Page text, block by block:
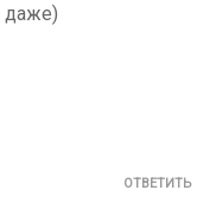
даже)
ОТВЕТИТЬ